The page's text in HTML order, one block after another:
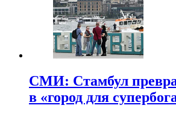
СМИ: Стамбул
в «город для